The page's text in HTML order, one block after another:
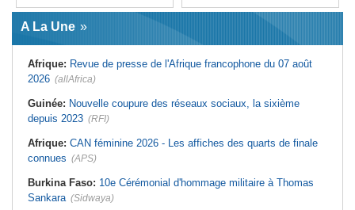
Afrique de l'Ouest:
22 milliards de FCFA en obligations
l'UEMOA
Cote d'Ivoire:Le retour du tambour
parleur «Djidji Ayôkwé» prend une
dimension politique
Guinée:
Le président dissipe les
doutes concernant son état de
santé dans un message publié sur X
l'assurance pour tous - Le pacte de
- Les retards du calendrier
alimentent les soupçons d'un report
déchets à Casablanca
agents de sécurité, selon des
associations
Maroc:Au-délà du communiqué -
de Sebta
Tunisie: Basket - Eliminatoires
A La Une
Afrique: Revue de presse de l'Afrique francophone du 07 août
2026 (allAfrica)
Guinée: Nouvelle coupure des réseaux sociaux, la sixième
depuis 2023 (RFI)
Afrique: CAN féminine 2026 - Les affiches des quarts de finale
connues (APS)
Burkina Faso: 10e Cérémonial d'hommage militaire à Thomas
Sankara (Sidwaya)